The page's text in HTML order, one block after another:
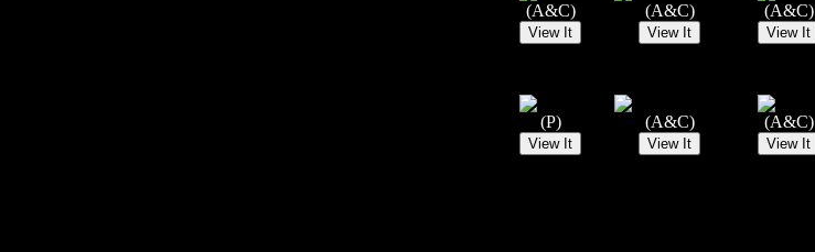
(A&C) (A&C) (A&C)
(P) (A&C) (A&C)